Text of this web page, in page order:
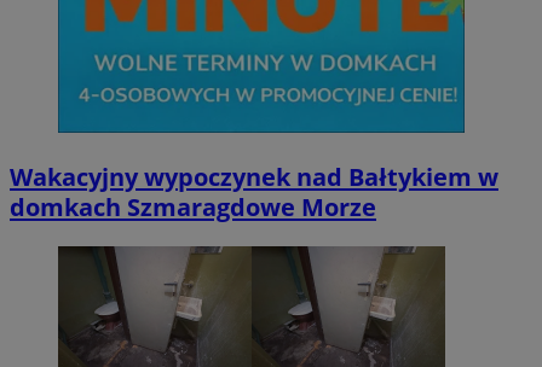
Wakacyjny wypoczynek nad Bałtykiem w
domkach Szmaragdowe Morze